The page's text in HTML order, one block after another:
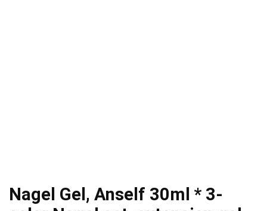
Nagel Gel, Anself 30ml * 3-